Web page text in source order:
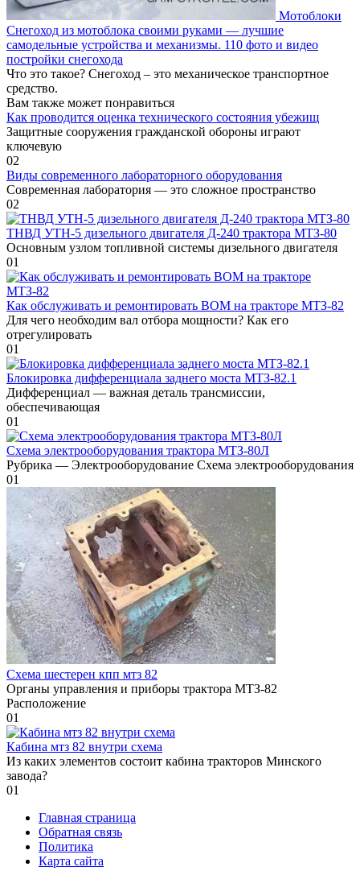
Мотоблоки
Снегоход из мотоблока своими руками — лучшие
самодельные устройства и механизмы. 110 фото и видео
постройки снегохода
Что это такое? Снегоход – это механическое транспортное
средство.
Вам также может понравиться
Как проводится оценка технического состояния убежищ
Защитные сооружения гражданской обороны играют
ключевую
02
Виды современного лабораторного оборудования
Современная лаборатория — это сложное пространство
02
ТНВД УТН-5 дизельного двигателя Д-240 трактора МТЗ-80
Основным узлом топливной системы дизельного двигателя
01
Как обслуживать и ремонтировать ВОМ на тракторе МТЗ-82
Для чего необходим вал отбора мощности? Как его
отрегулировать
01
Блокировка дифференциала заднего моста МТЗ-82.1
Дифференциал — важная деталь трансмиссии,
обеспечивающая
01
Схема электрооборудования трактора МТЗ-80Л
Рубрика — Электрооборудование Схема электрооборудования
01
Схема шестерен кпп мтз 82
Органы управления и приборы трактора МТЗ-82
Расположение
01
Кабина мтз 82 внутри схема
Из каких элементов состоит кабина тракторов Минского
завода?
01
Главная страница
Обратная связь
Политика
Карта сайта